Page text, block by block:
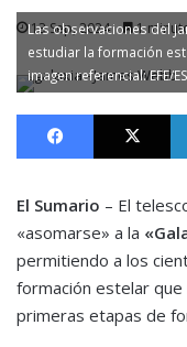
13 Sep, 2024 1
Las observaciones del
estudiar la formación
imagen referencial: EFE/
Facebook X
El Sumario – El
«asomarse» a la
permitiendo a los
formación estelar que
primeras etapas de